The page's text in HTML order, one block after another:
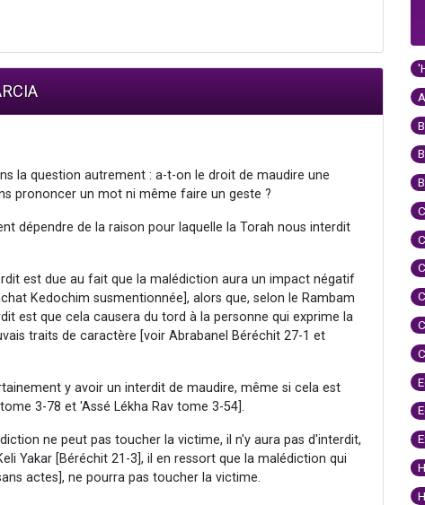
la question autrement : a-t-on le droit de maudire une
prononcer un mot ni même faire un geste ?
dépendre de la raison pour laquelle la Torah nous interdit
est due au fait que la malédiction aura un impact négatif
Kedochim susmentionnée], alors que, selon le Rambam
est que cela causera du tord à la personne qui exprime la
traits de caractère [voir Abrabanel Béréchit 27-1 et
y avoir un interdit de maudire, même si cela est
3-78 et 'Assé Lékha Rav tome 3-54].
ne peut pas toucher la victime, il n'y aura pas d'interdit,
Yakar [Béréchit 21-3], il en ressort que la malédiction qui
actes], ne pourra pas toucher la victime.